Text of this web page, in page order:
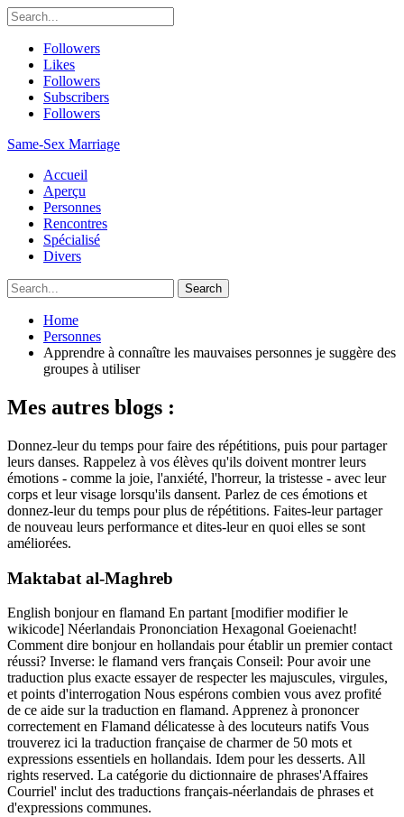
Followers
Likes
Followers
Subscribers
Followers
Same-Sex Marriage
Accueil
Aperçu
Personnes
Rencontres
Spécialisé
Divers
Home
Personnes
Apprendre à connaître les mauvaises personnes je suggère des
groupes à utiliser
Mes autres blogs :
Donnez-leur du temps pour faire des répétitions, puis pour partager
leurs danses. Rappelez à vos élèves qu'ils doivent montrer leurs
émotions - comme la joie, l'anxiété, l'horreur, la tristesse - avec leur
corps et leur visage lorsqu'ils dansent. Parlez de ces émotions et
donnez-leur du temps pour plus de répétitions. Faites-leur partager
de nouveau leurs performance et dites-leur en quoi elles se sont
améliorées.
Maktabat al-Maghreb
English bonjour en flamand En partant [modifier modifier le
wikicode] Néerlandais Prononciation Hexagonal Goeienacht!
Comment dire bonjour en hollandais pour établir un premier contact
réussi? Inverse: le flamand vers français Conseil: Pour avoir une
traduction plus exacte essayer de respecter les majuscules, virgules,
et points d'interrogation Nous espérons combien vous avez profité
de ce aide sur la traduction en flamand. Apprenez à prononcer
correctement en Flamand délicatesse à des locuteurs natifs Vous
trouverez ici la traduction française de charmer de 50 mots et
expressions essentiels en hollandais. Idem pour les desserts. All
rights reserved. La catégorie du dictionnaire de phrases'Affaires
Courriel' inclut des traductions français-néerlandais de phrases et
d'expressions communes.